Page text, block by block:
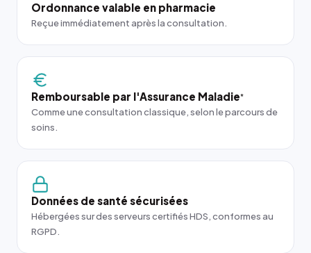
Ordonnance valable en pharmacie
Reçue immédiatement après la consultation.
Remboursable par l'Assurance Maladie*
Comme une consultation classique, selon le parcours de
soins.
Données de santé sécurisées
Hébergées sur des serveurs certifiés HDS, conformes au
RGPD.